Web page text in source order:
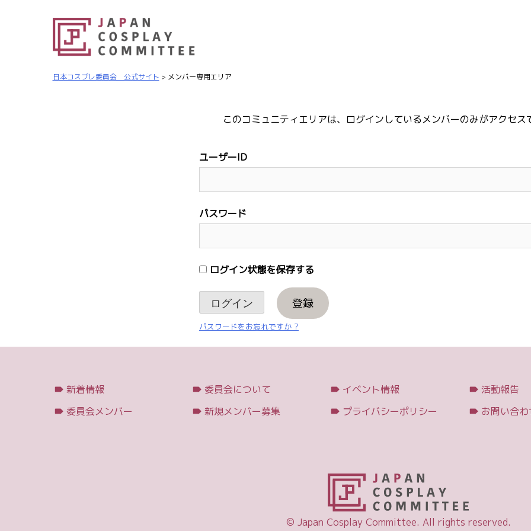
日本コスプレ委員会 公式サイト > メンバー専用エリア
このコミュニティエリアは、ログインしているメンバーのみがアクセス
ユーザーID
パスワード
ログイン状態を保存する
登録
パスワードをお忘れですか ?
新着情報 委員会について イベント情報 活動報告
委員会メンバー
新規メンバー募集 プライバシーポリシー お問い合わ
© Japan Cosplay Committee. All rights reserved.